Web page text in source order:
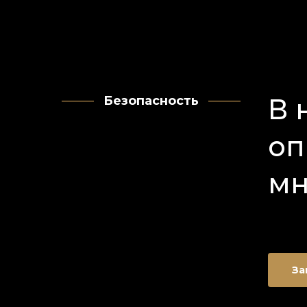
Безопасность
В